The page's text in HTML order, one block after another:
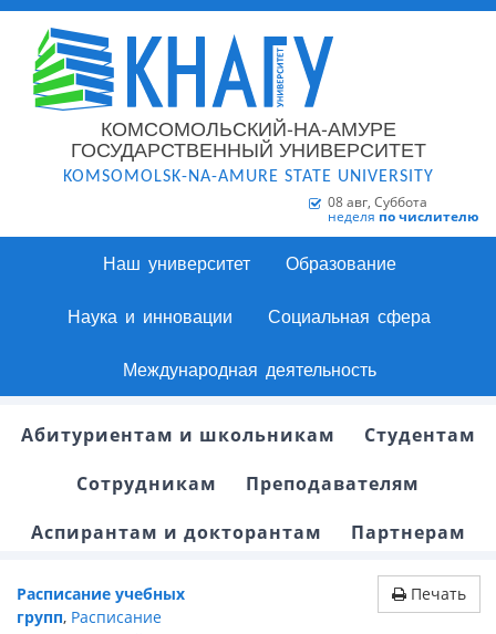
КОМСОМОЛЬСКИЙ-НА-АМУРЕ
ГОСУДАРСТВЕННЫЙ УНИВЕРСИТЕТ
KOMSOMOLSK-NA-AMURE STATE UNIVERSITY
08 авг, Суббота
неделя по числителю
Наш университет Образование
Наука и инновации Социальная сфера
Международная деятельность
Абитуриентам и школьникам
Студентам
Сотрудникам
Преподавателям
Аспирантам и докторантам
Партнерам
Расписание учебных
групп, Расписание
Печать